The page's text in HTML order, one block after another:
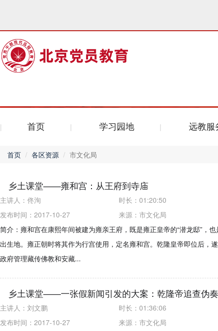
首页 学习园地 远教服
首页 各区资源 市文化局
乡土课堂——雍和宫：从王府到寺庙
主讲人： 佟洵 时长： 01:20:50
发布时间：2017-10-27
来源： 市文化局
简介：雍和宫在康熙年间被建为雍亲王府，既是雍正皇帝的“潜龙邸”，
出生地。雍正朝时将其作为行宫使用，定名雍和宫。乾隆皇帝即位后，
政府管理藏传佛教和安藏...
乡土课堂——一张假新闻引发的大案：乾隆帝追查伪
主讲人： 刘文鹏 时长： 01:36:06
发布时间：2017-10-27
来源： 市文化局